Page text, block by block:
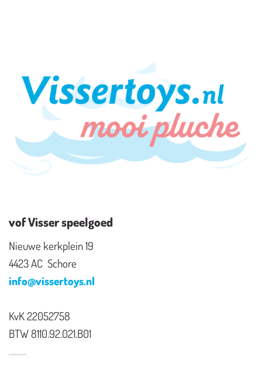
vof Visser speelgoed
Nieuwe kerkplein 19
4423 AC Schore
info@vissertoys.nl
KvK 22052758
BTW 8110.92.021.B01